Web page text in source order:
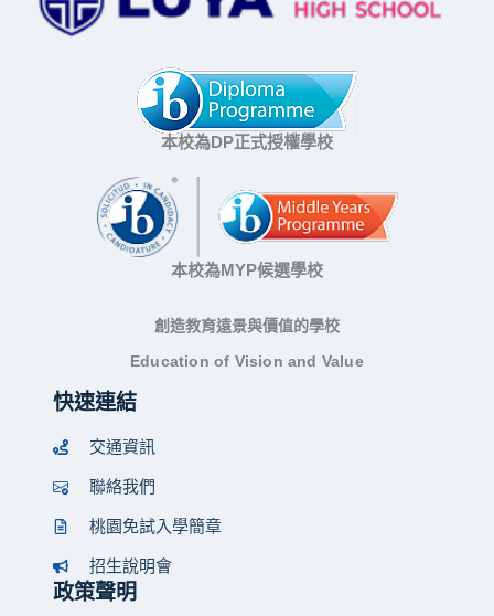
本校為DP正式授權學校
本校為MYP候選學校
創造教育遠景與價值的學校
Education of Vision and Value
快速連結
交通資訊
聯絡我們
桃園免試入學簡章
招生說明會
政策聲明